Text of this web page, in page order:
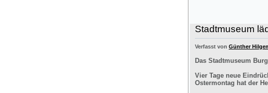
Stadtmuseum
Verfasst von Günther
Das Stadtmuseum
Vier Tage neue
Ostermontag hat der